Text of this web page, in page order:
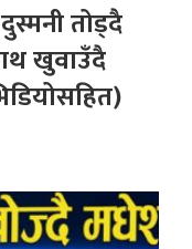
तोड्दै
खुवाउँदै